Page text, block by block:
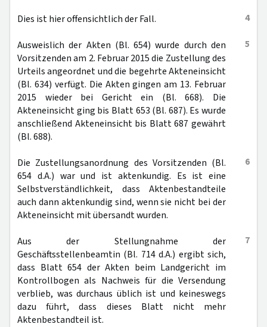
4
Dies ist hier offensichtlich der Fall.
5
Ausweislich der Akten (Bl. 654) wurde durch den
Vorsitzenden am 2. Februar 2015 die Zustellung des
Urteils angeordnet und die begehrte Akteneinsicht
(Bl. 634) verfügt. Die Akten gingen am 13. Februar
2015 wieder bei Gericht ein (Bl. 668). Die
Akteneinsicht ging bis Blatt 653 (Bl. 687). Es wurde
anschließend Akteneinsicht bis Blatt 687 gewährt
(Bl. 688).
6
Die Zustellungsanordnung des Vorsitzenden (Bl.
654 d.A.) war und ist aktenkundig. Es ist eine
Selbstverständlichkeit, dass Aktenbestandteile
auch dann aktenkundig sind, wenn sie nicht bei der
Akteneinsicht mit übersandt wurden.
7
Aus der Stellungnahme der
Geschäftsstellenbeamtin (Bl. 714 d.A.) ergibt sich,
dass Blatt 654 der Akten beim Landgericht im
Kontrollbogen als Nachweis für die Versendung
verblieb, was durchaus üblich ist und keineswegs
dazu führt, dass dieses Blatt nicht mehr
Aktenbestandteil ist.